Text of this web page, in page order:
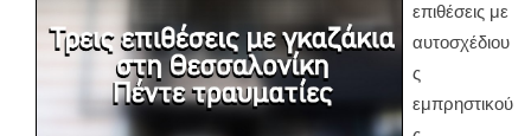
επιθέσεις με
αυτοσχέδιου
ς
εμπρηστικού